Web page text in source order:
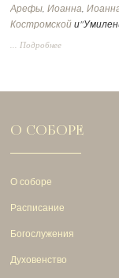
Арефы,Иоанна,
Костромской
Матери. Чтимые
28. Свт.: Евр., 335 зач.,
... Подробнее
О СОБОРЕ
О соборе
Расписание
Богослужения
Духовенство